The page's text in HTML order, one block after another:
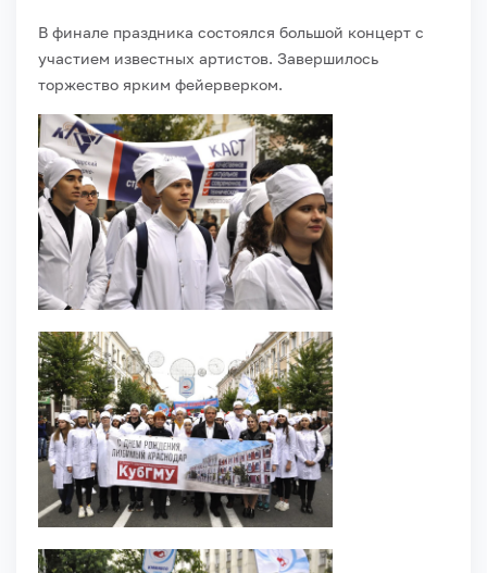
В финале праздника состоялся большой концерт с
участием известных артистов. Завершилось
торжество ярким фейерверком.